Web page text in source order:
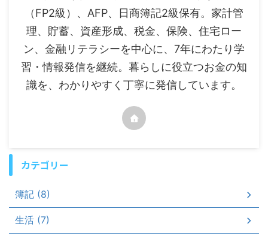
（FP2級）、AFP、日商簿記2級保有。家計管
理、貯蓄、資産形成、税金、保険、住宅ロー
ン、金融リテラシーを中心に、7年にわたり学
習・情報発信を継続。暮らしに役立つお金の知
識を、わかりやすく丁寧に発信しています。
カテゴリー
簿記 (8)
生活 (7)